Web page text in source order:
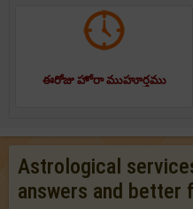
ఈరోజు హోరా ముహూర్తము
Astrological
answers and better